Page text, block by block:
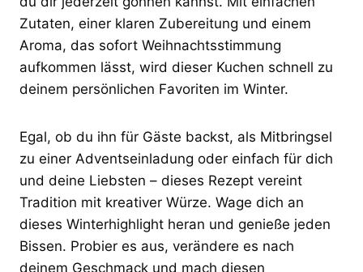
Zutaten, einer klaren Zubereitung und einem
Aroma, das sofort Weihnachtsstimmung
aufkommen lässt, wird dieser Kuchen schnell zu
deinem persönlichen Favoriten im Winter.
Egal, ob du ihn für Gäste backst, als Mitbringsel
zu einer Adventseinladung oder einfach für dich
und deine Liebsten – dieses Rezept vereint
Tradition mit kreativer Würze. Wage dich an
dieses Winterhighlight heran und genieße jeden
Bissen. Probier es aus, verändere es nach
deinem Geschmack und mach diesen